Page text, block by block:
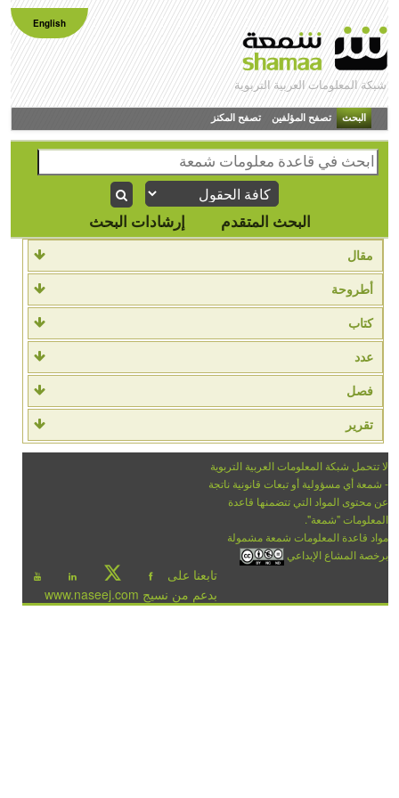
English
شبكة المعلومات العربية التربوية
البحث تصفح المؤلفين تصفح المكنز
البحث المتقدم إرشادات البحث
مقال
أطروحة
كتاب
عدد
فصل
تقرير
لا تتحمل شبكة المعلومات العربية التربوية
- شمعة أي مسؤولية أو تبعات قانونية ناتجة
عن محتوى المواد التي تتضمنها قاعدة
المعلومات "شمعة".
مواد قاعدة المعلومات شمعة مشمولة
برخصة المشاع الإبداعي
تابعنا على
بدعم من نسيج www.naseej.com